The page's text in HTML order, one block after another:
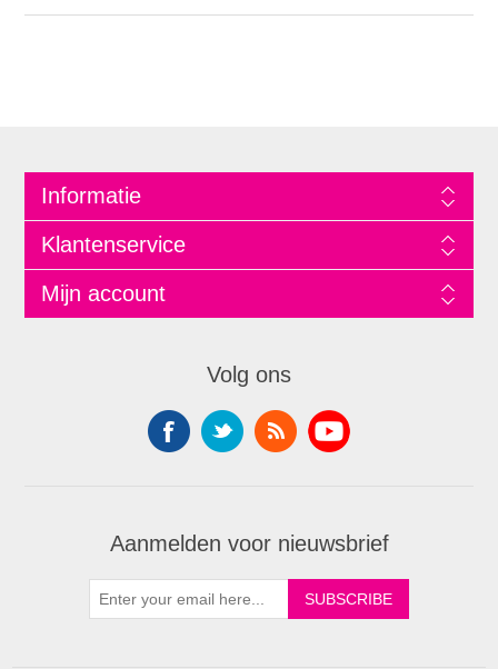
Informatie
Klantenservice
Mijn account
Volg ons
Aanmelden voor nieuwsbrief